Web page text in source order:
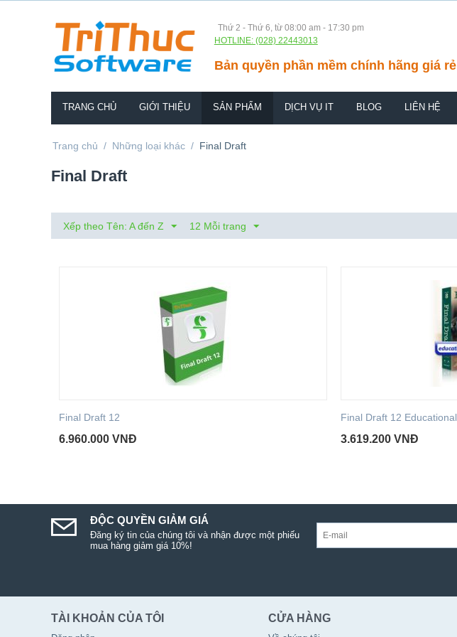
Thứ 2 - Thứ 6, từ 08:00 am - 17:30 pm
HOTLINE: (028) 22443013
Bản quyền phần mềm chính hãng giá rẻ
TRANG CHỦ GIỚI THIỆU SẢN PHẨM DỊCH VỤ IT BLOG LIÊN HỆ
Trang chủ / Những loại khác / Final Draft
Final Draft
Xếp theo Tên: A đến Z 12 Mỗi trang
Final Draft 12
6.960.000 VNĐ
Final Draft 12 Educational
3.619.200 VNĐ
ĐỘC QUYỀN GIẢM GIÁ
Đăng ký tin của chúng tôi và nhận được một phiếu
mua hàng giảm giá 10%!
TÀI KHOẢN CỦA TÔI CỬA HÀNG